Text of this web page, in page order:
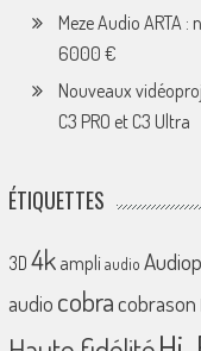
Meze Audio ARTA
6000 €
Nouveaux
C3 PRO et C3 Ultra
ÉTIQUETTES
3D 4k ampliaudio
audio cobracobrason